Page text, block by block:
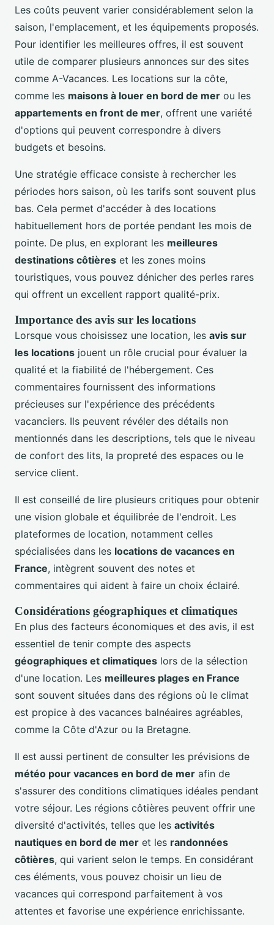
Les coûts peuvent varier considérablement selon la
saison, l'emplacement, et les équipements proposés.
Pour identifier les meilleures offres, il est souvent
utile de comparer plusieurs annonces sur des sites
comme A-Vacances. Les locations sur la côte,
comme les maisons à louer en bord de mer ou les
appartements en front de mer, offrent une variété
d'options qui peuvent correspondre à divers
budgets et besoins.
Une stratégie efficace consiste à rechercher les
périodes hors saison, où les tarifs sont souvent plus
bas. Cela permet d'accéder à des locations
habituellement hors de portée pendant les mois de
pointe. De plus, en explorant les meilleures
destinations côtières et les zones moins
touristiques, vous pouvez dénicher des perles rares
qui offrent un excellent rapport qualité-prix.
Importance des avis sur les locations
Lorsque vous choisissez une location, les avis sur
les locations jouent un rôle crucial pour évaluer la
qualité et la fiabilité de l'hébergement. Ces
commentaires fournissent des informations
précieuses sur l'expérience des précédents
vacanciers. Ils peuvent révéler des détails non
mentionnés dans les descriptions, tels que le niveau
de confort des lits, la propreté des espaces ou le
service client.
Il est conseillé de lire plusieurs critiques pour obtenir
une vision globale et équilibrée de l'endroit. Les
plateformes de location, notamment celles
spécialisées dans les locations de vacances en
France, intègrent souvent des notes et
commentaires qui aident à faire un choix éclairé.
Considérations géographiques et climatiques
En plus des facteurs économiques et des avis, il est
essentiel de tenir compte des aspects
géographiques et climatiques lors de la sélection
d'une location. Les meilleures plages en France
sont souvent situées dans des régions où le climat
est propice à des vacances balnéaires agréables,
comme la Côte d'Azur ou la Bretagne.
Il est aussi pertinent de consulter les prévisions de
météo pour vacances en bord de mer afin de
s'assurer des conditions climatiques idéales pendant
votre séjour. Les régions côtières peuvent offrir une
diversité d'activités, telles que les activités
nautiques en bord de mer et les randonnées
côtières, qui varient selon le temps. En considérant
ces éléments, vous pouvez choisir un lieu de
vacances qui correspond parfaitement à vos
attentes et favorise une expérience enrichissante.